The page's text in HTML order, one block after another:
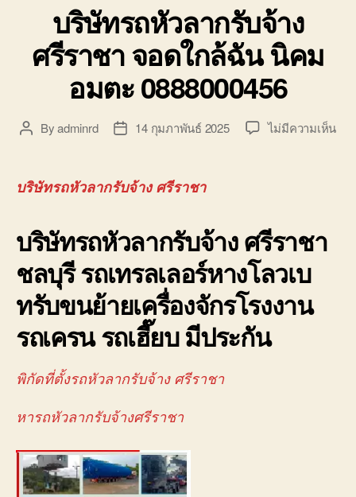
บริษัทรถหัวลากรับจ้าง
ศรีราชา จอดใกล้ฉัน นิคม
อมตะ 0888000456
PostByadminrd
Post14 กุมภาพันธ์ 2025 ไม่มีความเห็นบน
บริษัทรถหัวลากรับจ้าง ศรีราชา
บริษัทรถหัวลากรับจ้าง ศรีราชา
ชลบุรี รถเทรลเลอร์หางโลวเบ
ทรับขนย้ายเครื่องจักรโรงงาน
รถเครน รถเฮี๊ยบ มีประกัน
พิกัดที่ตั้งรถหัวลากรับจ้าง ศรีราชา
หารถหัวลากรับจ้างศรีราชา